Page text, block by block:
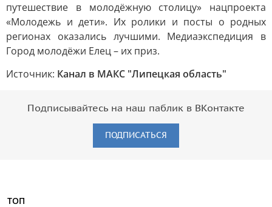
путешествие в молодёжную столицу» нацпроекта
«Молодежь и дети». Их ролики и посты о родных
регионах оказались лучшими. Медиаэкспедиция в
Город молодёжи Елец – их приз.
Источник: Канал в МАКС "Липецкая область"
Подписывайтесь на наш паблик в ВКонтакте
ПОДПИСАТЬСЯ
ТОП